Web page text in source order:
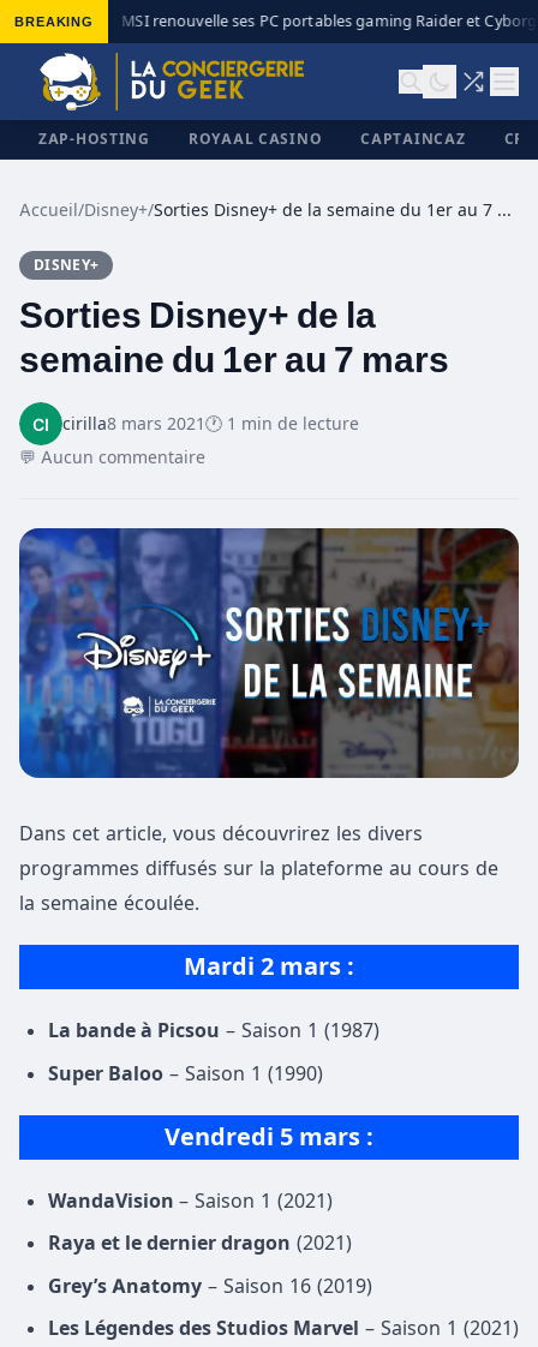
BREAKING MSI renouvelle ses PC portables gaming Raider et
ZAP-HOSTING ROYAAL CASINO CAPTAINCAZ
Accueil/Disney+/ Sorties Disney+ de la semaine du 1er au 7 mars
DISNEY+
Sorties Disney+ de la
semaine du 1er au 7 mars
cirilla8 mars 2021🕐 1 min de lecture
💬 Aucun commentaire
Dans cet article, vous découvrirez les divers
programmes diffusés sur la plateforme au cours de
la semaine écoulée.
Mardi 2 mars :
La bande à Picsou – Saison 1 (1987)
Super Baloo – Saison 1 (1990)
Vendredi 5 mars :
WandaVision – Saison 1 (2021)
Raya et le dernier dragon (2021)
Grey’s Anatomy – Saison 16 (2019)
Les Légendes des Studios Marvel – Saison 1 (2021)